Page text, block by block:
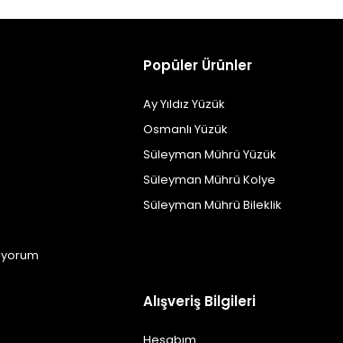
Popüler Ürünler
Ay Yıldız Yüzük
Osmanlı Yüzük
Süleyman Mührü Yüzük
Süleyman Mührü Kolye
Süleyman Mührü Bileklik
Alışveriş Bilgileri